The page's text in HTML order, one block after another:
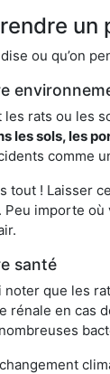
dise ou qu’on
les rats ou les
les sols, les
comme
tout ! Laisser
Peu importe où
santé
noter que les
rénale en cas